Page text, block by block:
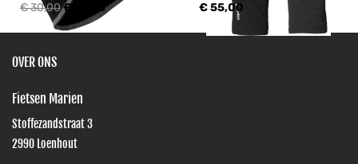
€ 30,00€ 26,95 € 55,00
OVER ONS
Fietsen Marien
Stoffezandstraat 3
2990 Loenhout